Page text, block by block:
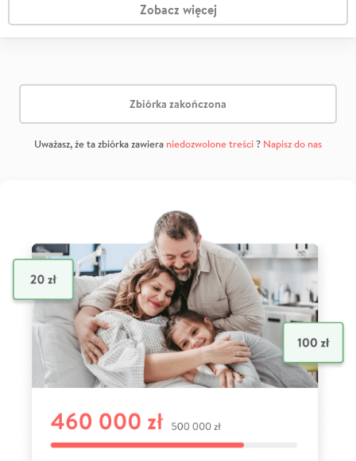
Zobacz więcej
Zbiórka zakończona
Uważasz, że ta zbiórka zawiera niedozwolone treści? Napisz do nas